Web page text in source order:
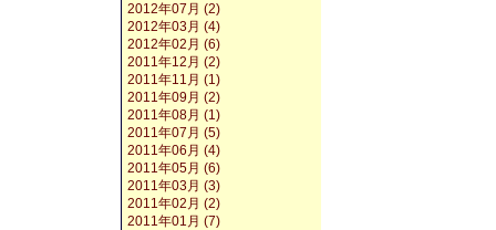
2012年07月 (2)
2012年03月 (4)
2012年02月 (6)
2011年12月 (2)
2011年11月 (1)
2011年09月 (2)
2011年08月 (1)
2011年07月 (5)
2011年06月 (4)
2011年05月 (6)
2011年03月 (3)
2011年02月 (2)
2011年01月 (7)